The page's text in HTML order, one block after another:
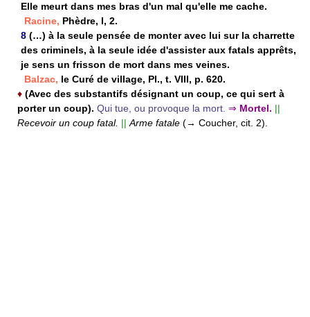
Elle meurt dans mes bras d'un mal qu'elle me cache.
Racine, Phèdre, I, 2.
8 (…) à la seule pensée de monter avec lui sur la charrette
des criminels, à la seule idée d'assister aux fatals apprêts,
je sens un frisson de mort dans mes veines.
Balzac, le Curé de village, Pl., t. VIII, p. 620.
♦ (Avec des substantifs désignant un coup, ce qui sert à
porter un coup). Qui tue, ou provoque la mort. ⇒ Mortel. ||
Recevoir un coup fatal. || Arme fatale (→ Coucher, cit. 2).